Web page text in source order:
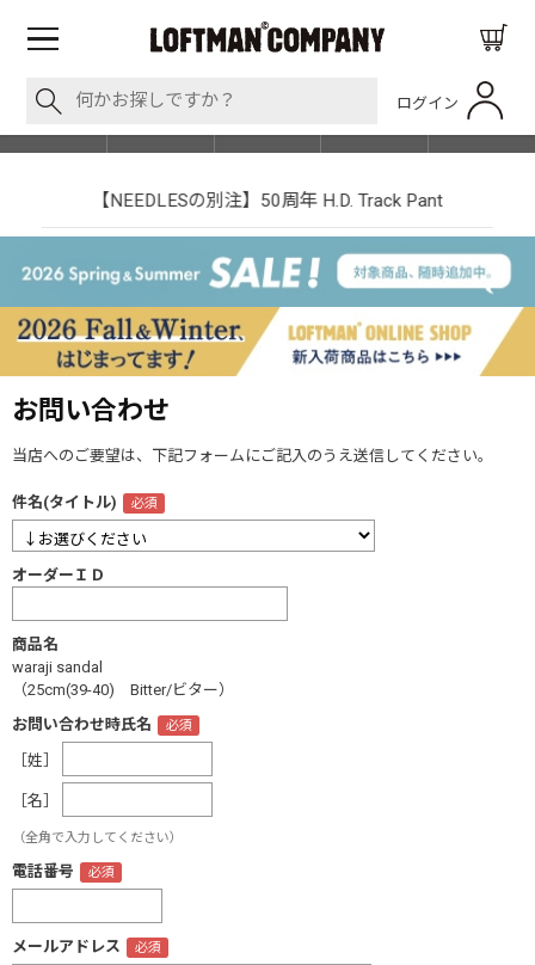
ログイン
SHOP LIST
【NEEDLESの別注】50周年 H.D. Track Pant
お問い合わせ
当店へのご要望は、下記フォームにご記入のうえ送信してください。
件名(タイトル)
オーダーＩＤ
商品名
waraji sandal
（25cm(39-40) Bitter/ビター）
お問い合わせ時氏名
［姓］
［名］
（全角で入力してください）
電話番号
メールアドレス